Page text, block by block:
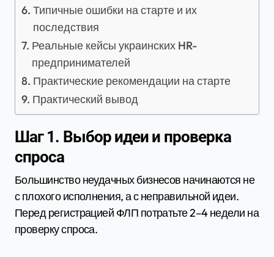
Типичные ошибки на старте и их
последствия
Реальные кейсы украинских HR-
предпринимателей
Практические рекомендации на старте
Практический вывод
Шаг 1. Выбор идеи и проверка
спроса
Большинство неудачных бизнесов начинаются не
с плохого исполнения, а с неправильной идеи.
Перед регистрацией ФЛП потратьте 2–4 недели на
проверку спроса.